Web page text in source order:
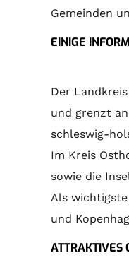
Gemeinden
EINIGE
Der
und grenzt
schleswig-
Im Kreis
sowie die
Als
und
ATTRAKTIVES